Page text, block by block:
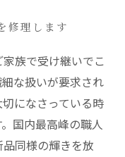
修理します
族で受け継いでこ
な扱いが要求され
になさっている時
国内最高峰の職人
同様の輝きを放